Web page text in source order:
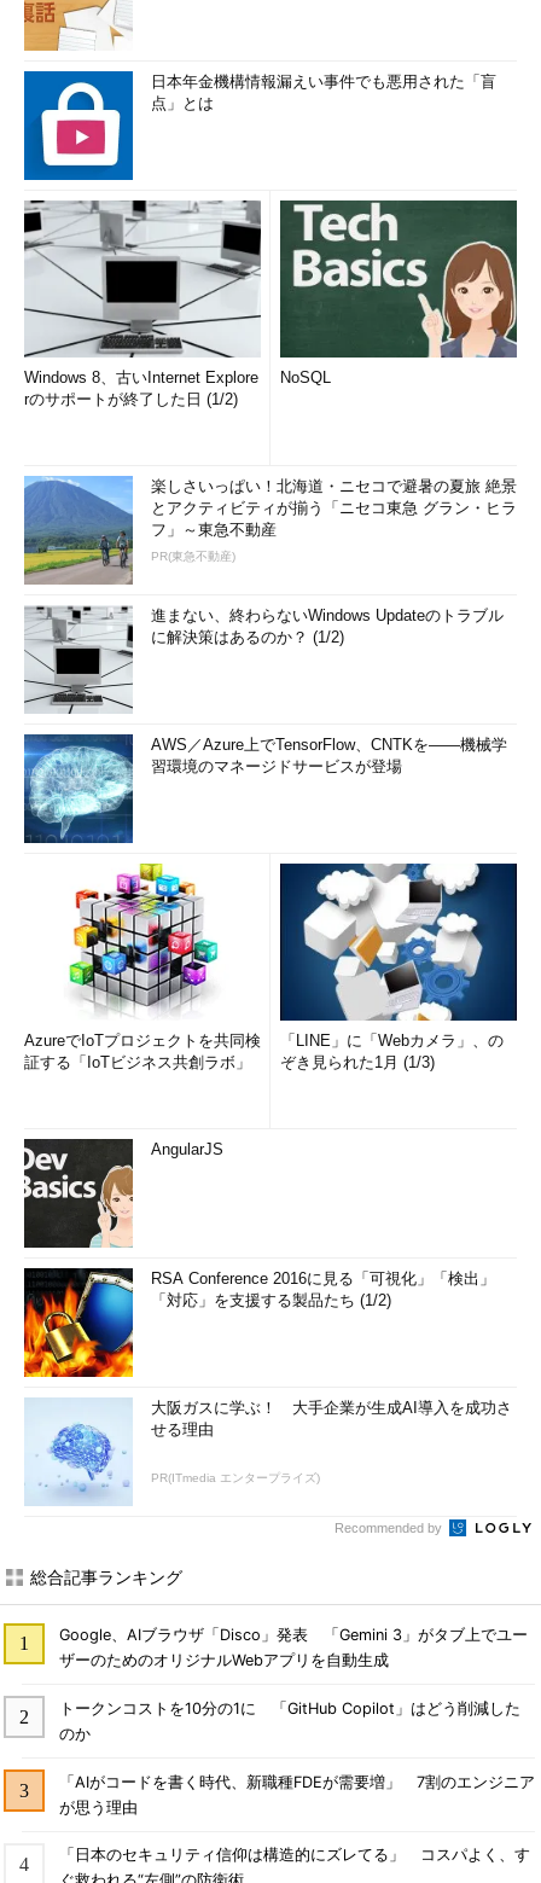
日本年金機構情報漏えい事件でも悪用された「盲
点」とは
Windows 8、古いInternet Explore
rのサポートが終了した日 (1/2)
NoSQL
楽しさいっぱい！北海道・ニセコで避暑の夏旅 絶景
とアクティビティが揃う「ニセコ東急 グラン・ヒラ
フ」～東急不動産
PR(東急不動産)
進まない、終わらないWindows Updateのトラブル
に解決策はあるのか？ (1/2)
AWS／Azure上でTensorFlow、CNTKを――機械学
習環境のマネージドサービスが登場
AzureでIoTプロジェクトを共同検
証する「IoTビジネス共創ラボ」
「LINE」に「Webカメラ」、の
ぞき見られた1月 (1/3)
AngularJS
RSA Conference 2016に見る「可視化」「検出」
「対応」を支援する製品たち (1/2)
大阪ガスに学ぶ！ 大手企業が生成AI導入を成功さ
せる理由
PR(ITmedia エンタープライズ)
Recommended by
総合記事ランキング
Google、AIブラウザ「Disco」発表 「Gemini 3」がタブ上でユー
ザーのためのオリジナルWebアプリを自動生成
トークンコストを10分の1に 「GitHub Copilot」はどう削減した
のか
「AIがコードを書く時代、新職種FDEが需要増」 7割のエンジニア
が思う理由
「日本のセキュリティ信仰は構造的にズレてる」 コスパよく、す